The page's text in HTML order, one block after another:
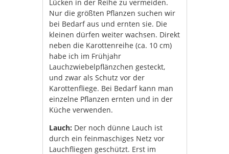
Lücken in der Reihe zu vermeiden.
Nur die größten Pflanzen suchen wir
bei Bedarf aus und ernten sie. Die
kleinen dürfen weiter wachsen. Direkt
neben die Karottenreihe (ca. 10 cm)
habe ich im Frühjahr
Lauchzwiebelpflänzchen gesteckt,
und zwar als Schutz vor der
Karottenfliege. Bei Bedarf kann man
einzelne Pflanzen ernten und in der
Küche verwenden.
Lauch: Der noch dünne Lauch ist
durch ein feinmaschiges Netz vor
Lauchfliegen geschützt. Erst im